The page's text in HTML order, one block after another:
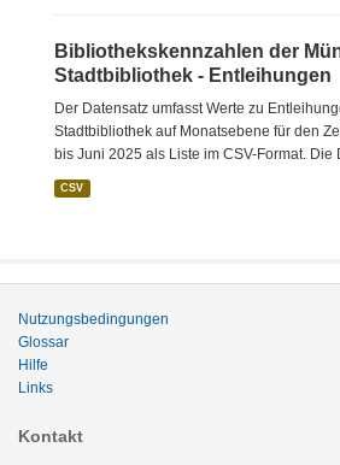
Bibliothekskennzahlen der
Stadtbibliothek - Entleihungen
Der Datensatz umfasst Werte zu
Stadtbibliothek auf Monatsebene für den
bis Juni 2025 als Liste im CSV-Format. Die
CSV
Nutzungsbedingungen
Glossar
Hilfe
Links
Kontakt